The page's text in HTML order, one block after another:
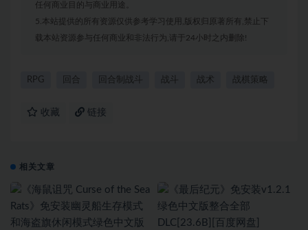
任何商业目的与商业用途。
5.本站提供的所有资源仅供参考学习使用,版权归原著所有,禁止下
载本站资源参与任何商业和非法行为,请于24小时之内删除!
RPG 回合 回合制战斗 战斗 战术 战棋策略
收藏 链接
相关文章